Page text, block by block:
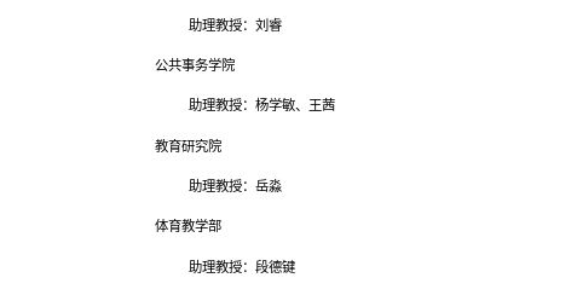
助理教授：刘睿
公共事务学院
助理教授：杨学敏、王茜
教育研究院
助理教授：岳淼
体育教学部
助理教授：段德键